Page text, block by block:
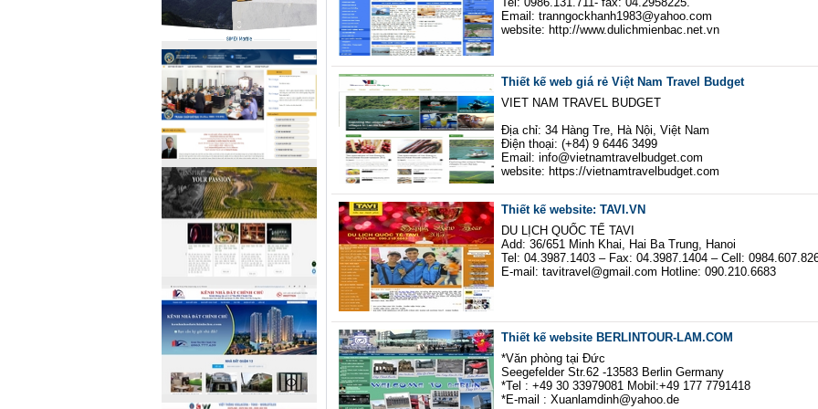
Email: tranngockhanh1983@yahoo.com
website: http://www.dulichmienbac.net.vn
Thiết kế web giá rẻ Việt Nam Travel Budget
VIET NAM TRAVEL BUDGET
Địa chỉ: 34 Hàng Tre, Hà Nội, Việt Nam
Điện thoại: (+84) 9 6446 3499
Email: info@vietnamtravelbudget.com
website: https://vietnamtravelbudget.com
Thiết kế website: TAVI.VN
DU LỊCH QUỐC TẾ TAVI
Add: 36/651 Minh Khai, Hai Ba Trung, Hanoi
Tel: 04.3987.1403 – Fax: 04.3987.1404 – Cell:
E-mail: tavitravel@gmail.com Hotline: 090.210.6683
Thiết kế website BERLINTOUR-LAM.COM
*Văn phòng tại Đức
Seegefelder Str.62 -13583 Berlin Germany
*Tel : +49 30 33979081 Mobil:+49 177 7791418
*E-mail : Xuanlamdinh@yahoo.de